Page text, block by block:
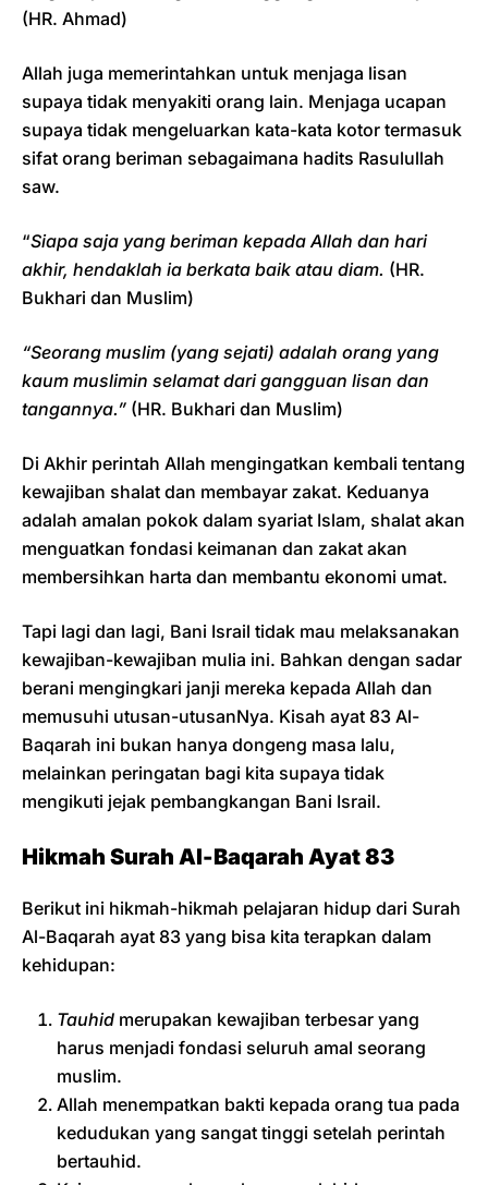
(HR. Ahmad)
Allah juga memerintahkan untuk menjaga lisan
supaya tidak menyakiti orang lain. Menjaga ucapan
supaya tidak mengeluarkan kata-kata kotor termasuk
sifat orang beriman sebagaimana hadits Rasulullah
saw.
“Siapa saja yang beriman kepada Allah dan hari
akhir, hendaklah ia berkata baik atau diam. (HR.
Bukhari dan Muslim)
“Seorang muslim (yang sejati) adalah orang yang
kaum muslimin selamat dari gangguan lisan dan
tangannya.” (HR. Bukhari dan Muslim)
Di Akhir perintah Allah mengingatkan kembali tentang
kewajiban shalat dan membayar zakat. Keduanya
adalah amalan pokok dalam syariat Islam, shalat akan
menguatkan fondasi keimanan dan zakat akan
membersihkan harta dan membantu ekonomi umat.
Tapi lagi dan lagi, Bani Israil tidak mau melaksanakan
kewajiban-kewajiban mulia ini. Bahkan dengan sadar
berani mengingkari janji mereka kepada Allah dan
memusuhi utusan-utusanNya. Kisah ayat 83 Al-
Baqarah ini bukan hanya dongeng masa lalu,
melainkan peringatan bagi kita supaya tidak
mengikuti jejak pembangkangan Bani Israil.
Hikmah Surah Al-Baqarah Ayat 83
Berikut ini hikmah-hikmah pelajaran hidup dari Surah
Al-Baqarah ayat 83 yang bisa kita terapkan dalam
kehidupan:
Tauhid merupakan kewajiban terbesar yang
harus menjadi fondasi seluruh amal seorang
muslim.
Allah menempatkan bakti kepada orang tua pada
kedudukan yang sangat tinggi setelah perintah
bertauhid.